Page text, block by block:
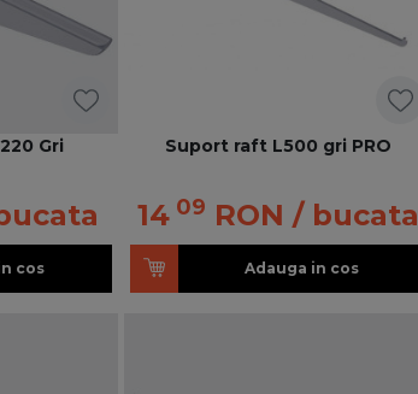
Gri
cos
Suport raft L500 gri PRO
14 09 RON / bucata
Adauga in cos